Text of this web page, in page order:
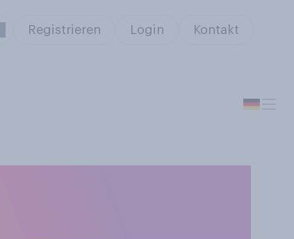
Registrieren Login Kontakt